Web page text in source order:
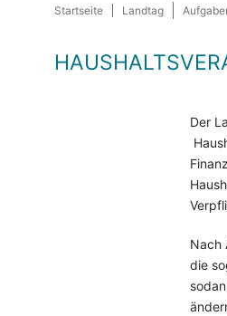
Startseite Landtag
Der
Nach
die